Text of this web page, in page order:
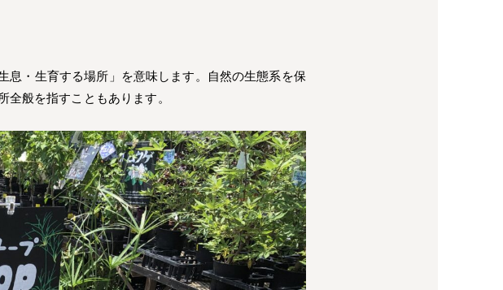
息・生育する場所」を意味します。自然の生態系を保
般を指すこともあります。